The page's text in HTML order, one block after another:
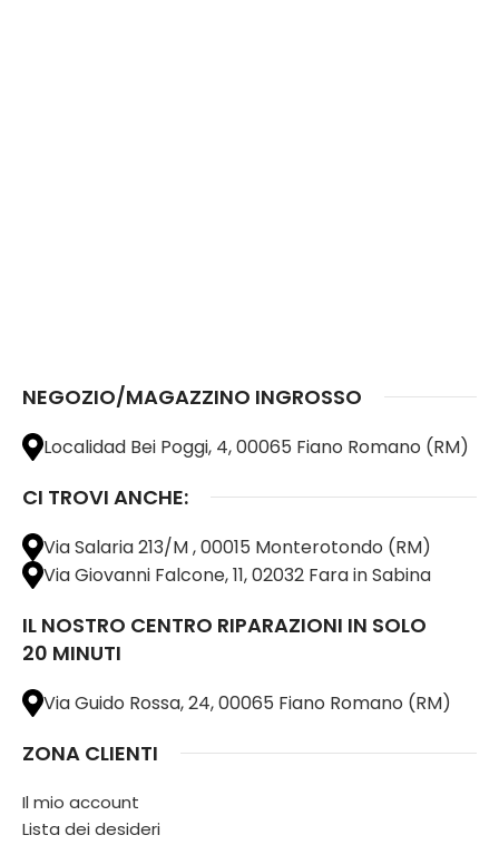
NEGOZIO/MAGAZZINO INGROSSO
Localidad Bei Poggi, 4, 00065 Fiano Romano (RM)
CI TROVI ANCHE:
Via Salaria 213/M , 00015 Monterotondo (RM)
Via Giovanni Falcone, 11, 02032 Fara in Sabina
IL NOSTRO CENTRO RIPARAZIONI IN SOLO
20 MINUTI
Via Guido Rossa, 24, 00065 Fiano Romano (RM)
ZONA CLIENTI
Il mio account
Lista dei desideri